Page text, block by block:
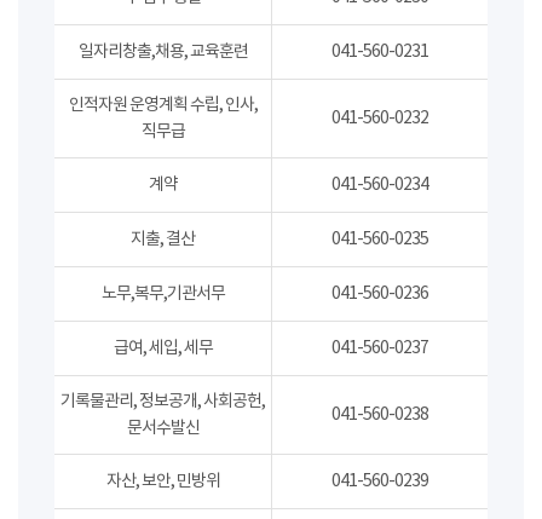
일자리창출,채용, 교육훈련 041-560-0231
인적자원 운영계획 수립, 인사,
직무급
041-560-0232
계약 041-560-0234
지출, 결산 041-560-0235
노무,복무,기관서무 041-560-0236
급여, 세입, 세무 041-560-0237
기록물관리, 정보공개, 사회공헌,
문서수발신
041-560-0238
자산, 보안, 민방위 041-560-0239